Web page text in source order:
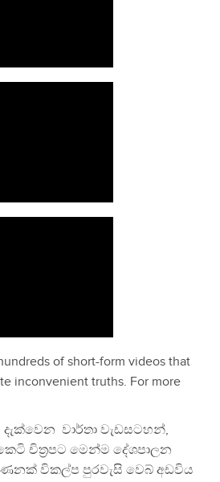
of short-form videos that
inconvenient truths. For more
වාර්තා වැඩසටහන්,
චිත්‍රපට මෙන්ම දේශපාලන
විකල්ප පුරවැසි වෙබ් අඩවිය